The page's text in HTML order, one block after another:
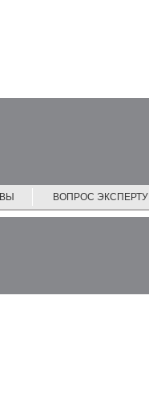
ВОПРОС ЭКСПЕРТУ